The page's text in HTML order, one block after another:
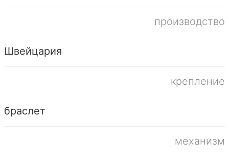
производство
Швейцария
крепление
браслет
механизм